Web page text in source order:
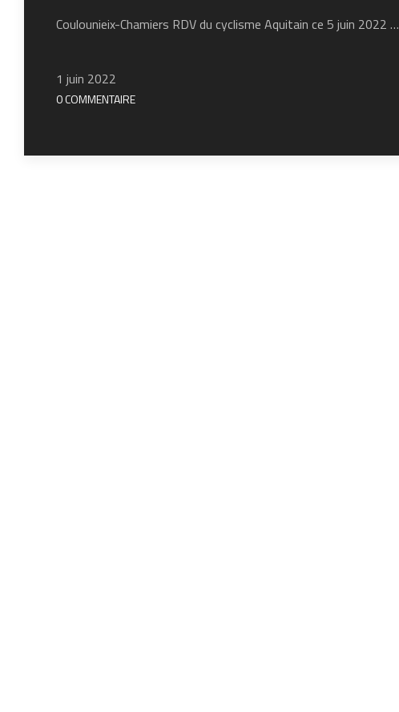
Coulounieix-Chamiers RDV du cyclisme Aquitain ce 5 juin 2022 …
1 juin 2022
0 COMMENTAIRE